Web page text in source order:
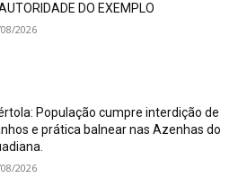
DO EXEMPLO
2026
População cumpre interdição de
e prática balnear nas Azenhas do
2026